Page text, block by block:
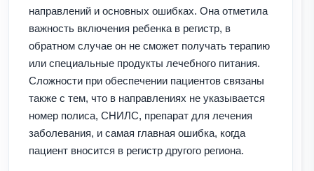
направлений и основных ошибках. Она отметила
важность включения ребенка в регистр, в
обратном случае он не сможет получать терапию
или специальные продукты лечебного питания.
Сложности при обеспечении пациентов связаны
также с тем, что в направлениях не указывается
номер полиса, СНИЛС, препарат для лечения
заболевания, и самая главная ошибка, когда
пациент вносится в регистр другого региона.